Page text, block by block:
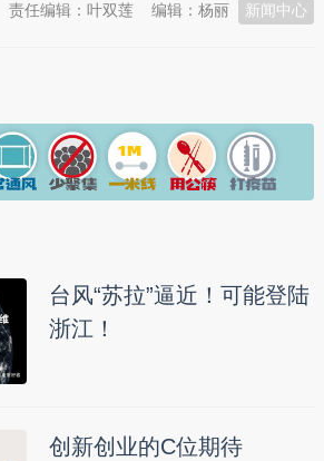
新闻中心
编辑：杨丽
责任编辑：叶双莲
台风“苏拉”逼近！可能登陆
浙江！
创新创业的C位期待